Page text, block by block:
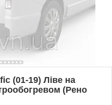
(01-19) Ліве на
(Рено